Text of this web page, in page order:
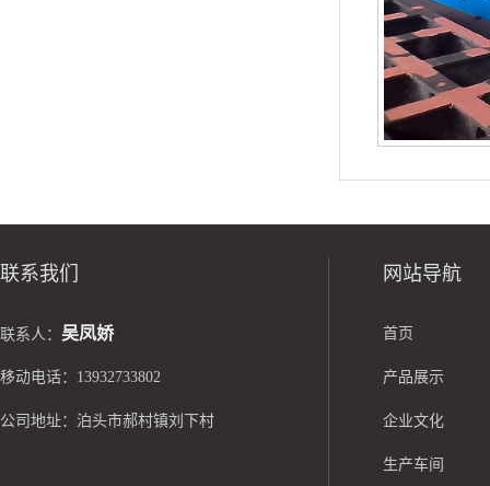
联系我们
联系人： 吴凤娇
移动电话：13932733802
公司地址：泊头市郝村镇刘下村
网站导航
首页
产品展示
企业文化
生产车间